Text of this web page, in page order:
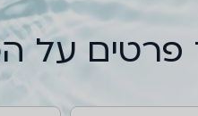
פרטים על